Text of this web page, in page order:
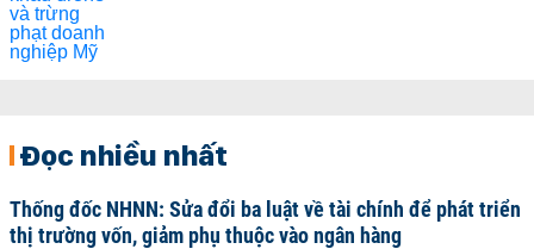
Đọc nhiều nhất
Thống đốc NHNN: Sửa đổi ba luật về tài chính để phát triển
thị trường vốn, giảm phụ thuộc vào ngân hàng